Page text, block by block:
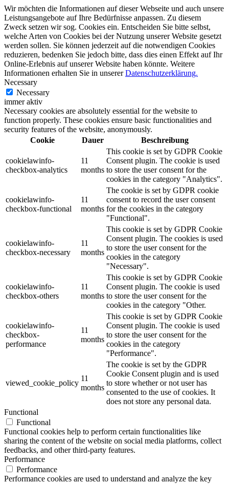
Wir möchten die Informationen auf dieser Webseite und auch unsere
Leistungsangebote auf Ihre Bedürfnisse anpassen. Zu diesem
Zweck setzen wir sog. Cookies ein. Entscheiden Sie bitte selbst,
welche Arten von Cookies bei der Nutzung unserer Website gesetzt
werden sollen. Sie können jederzeit auf die notwendigen Cookies
reduzieren, bedenken Sie jedoch bitte, dass dies einen Effekt auf Ihr
Online-Erlebnis auf unserer Website haben könnte. Weitere
Informationen erhalten Sie in unsererDatenschutzerklärung.
Necessary
Necessary
immer aktiv
Necessary cookies are absolutely essential for the website to
function properly. These cookies ensure basic functionalities and
security features of the website, anonymously.
Cookie
Dauer Beschreibung
cookielawinfo-
checkbox-analytics
11
months
This cookie is set by GDPR Cookie
Consent plugin. The cookie is used
to store the user consent for the
cookies in the category "Analytics".
cookielawinfo-
checkbox-functional
11
months
The cookie is set by GDPR cookie
consent to record the user consent
for the cookies in the category
"Functional".
cookielawinfo-
checkbox-necessary
11
months
This cookie is set by GDPR Cookie
Consent plugin. The cookies is used
to store the user consent for the
cookies in the category
"Necessary".
cookielawinfo-
checkbox-others
11
months
This cookie is set by GDPR Cookie
Consent plugin. The cookie is used
to store the user consent for the
cookies in the category "Other.
cookielawinfo-
checkbox-
performance
11
months
This cookie is set by GDPR Cookie
Consent plugin. The cookie is used
to store the user consent for the
cookies in the category
"Performance".
viewed_cookie_policy
11
months
The cookie is set by the GDPR
Cookie Consent plugin and is used
to store whether or not user has
consented to the use of cookies. It
does not store any personal data.
Functional
Functional
Functional cookies help to perform certain functionalities like
sharing the content of the website on social media platforms, collect
feedbacks, and other third-party features.
Performance
Performance
Performance cookies are used to understand and analyze the key